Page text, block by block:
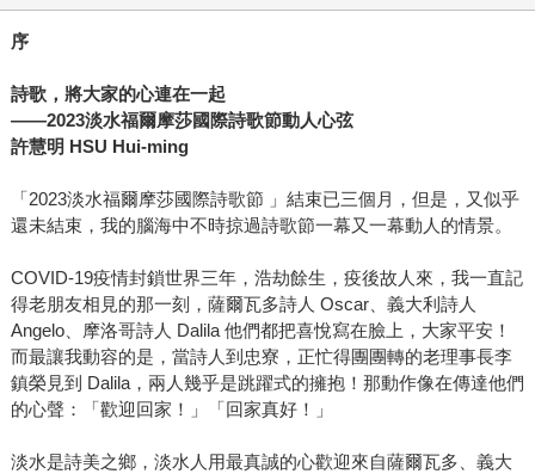
序
詩歌，將大家的心連在一起
——2023淡水福爾摩莎國際詩歌節動人心弦
許慧明 HSU Hui-ming
「2023淡水福爾摩莎國際詩歌節 」結束已三個月，但是，又似乎
還未結束，我的腦海中不時掠過詩歌節一幕又一幕動人的情景。
COVID-19疫情封鎖世界三年，浩劫餘生，疫後故人來，我一直記
得老朋友相見的那一刻，薩爾瓦多詩人 Oscar、義大利詩人
Angelo、摩洛哥詩人 Dalila 他們都把喜悅寫在臉上，大家平安！
而最讓我動容的是，當詩人到忠寮，正忙得團團轉的老理事長李
鎮榮見到 Dalila，兩人幾乎是跳躍式的擁抱！那動作像在傳達他們
的心聲：「歡迎回家！」「回家真好！」
淡水是詩美之鄉，淡水人用最真誠的心歡迎來自薩爾瓦多、義大